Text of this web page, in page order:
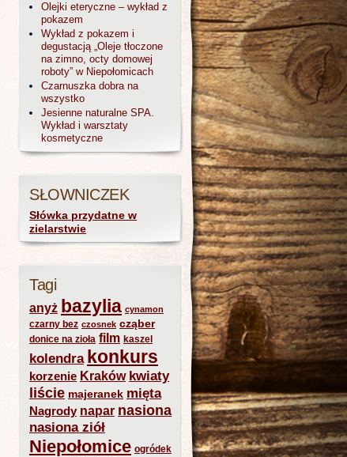
Olejki eteryczne – wykład z
pokazem
Wykład z pokazem i
degustacją „Oleje tłoczone
na zimno, octy domowej
roboty” w Niepołomicach
Czarnuszka dobra na
wszystko
Jesienne naturalne SPA.
Wykład i warsztaty
kosmetyczne
SŁOWNICZEK
Słówka przydatne w
zielarstwie
Tagi
anyż bazylia cynamon
czarny bez czosnek cząber
donice na zioła film kaszel
kolendra konkurs
korzenie Kraków kwiaty
liście majeranek mięta
Nagrody napar nasiona
nasiona ziół
Niepołomice ogródek